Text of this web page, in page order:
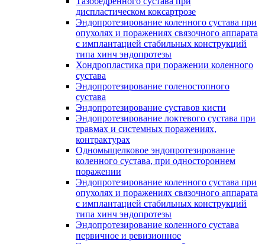
диспластическом коксартрозе
Эндопротезирование коленного сустава при
опухолях и поражениях связочного аппарата
с имплантацией стабильных конструкций
типа хинч эндопротезы
Хондропластика при поражении коленного
сустава
Эндопротезирование голеностопного
сустава
Эндопротезирование суставов кисти
Эндопротезирование локтевого сустава при
травмах и системных поражениях,
контрактурах
Одномыщелковое эндопротезирование
коленного сустава, при одностороннем
поражении
Эндопротезирование коленного сустава при
опухолях и поражениях связочного аппарата
с имплантацией стабильных конструкций
типа хинч эндопротезы
Эндопротезирование коленного сустава
первичное и ревизионное